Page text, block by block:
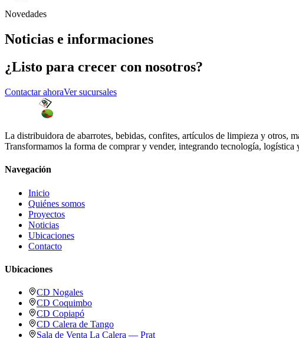
Novedades
Noticias e informaciones
¿Listo para crecer con nosotros?
Contactar ahoraVer sucursales
La distribuidora de abarrotes, bebidas, confites, artículos de limpieza y otros,
Transformamos la forma de comprar y vender, integrando tecnología,
Navegación
Inicio
Quiénes somos
Proyectos
Noticias
Ubicaciones
Contacto
Ubicaciones
CD Nogales
CD Coquimbo
CD Copiapó
CD Calera de Tango
Sala de Venta La Calera — Prat